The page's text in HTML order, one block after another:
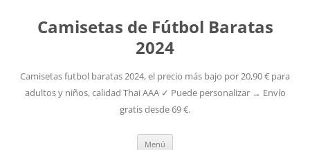
Camisetas de Fútbol Baratas
2024
Camisetas futbol baratas 2024, el precio más bajo por 20,90 € para
adultos y niños, calidad Thai AAA ✓ Puede personalizar → Envío
gratis desde 69 €.
Menú